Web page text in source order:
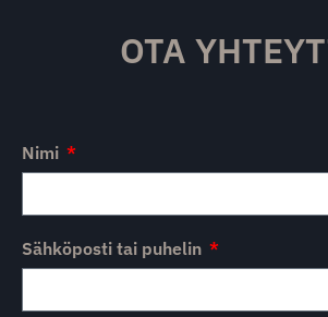
OTA
Nimi
Sähköposti tai puhelin